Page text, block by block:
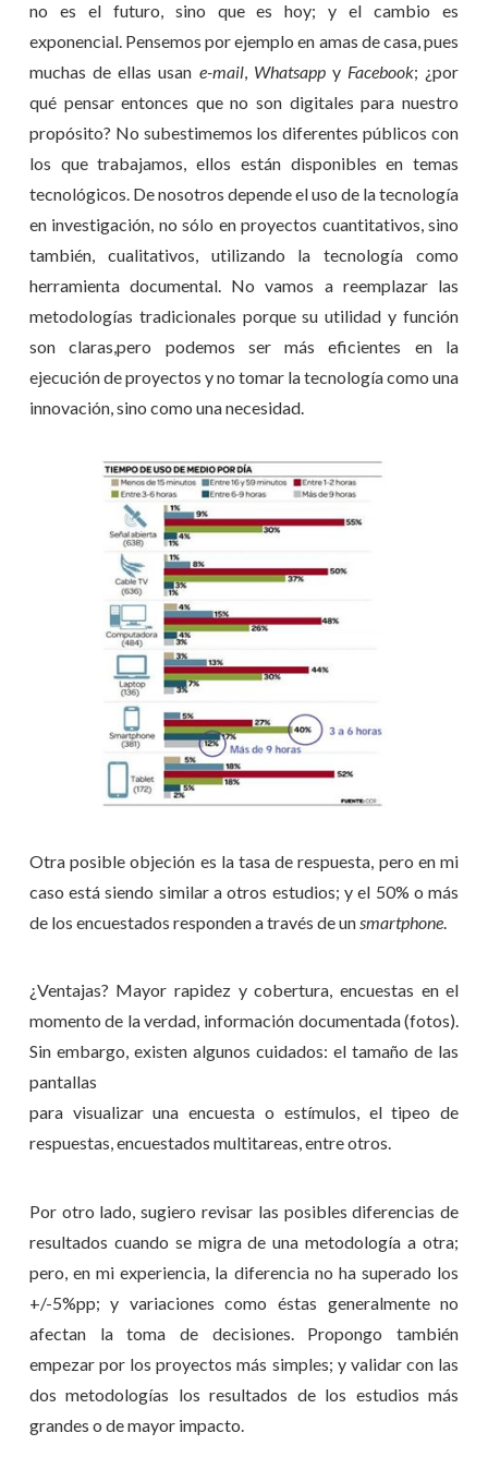
no es el futuro, sino que es hoy; y el cambio es
exponencial. Pensemos por ejemplo en amas de casa, pues
muchas de ellas usan e-mail, Whatsappy Facebook; ¿por
qué pensar entonces que no son digitales para nuestro
propósito? No subestimemos los diferentes públicos con
los que trabajamos, ellos están disponibles en temas
tecnológicos. De nosotros depende el uso de la tecnología
en investigación, no sólo en proyectos cuantitativos, sino
también, cualitativos, utilizando la tecnología como
herramienta documental. No vamos a reemplazar las
metodologías tradicionales porque su utilidad y función
son claras,pero podemos ser más eficientes en la
ejecución de proyectos y no tomar la tecnología como una
innovación, sino como una necesidad.
Otra posible objeción es la tasa de respuesta, pero en mi
caso está siendo similar a otros estudios; y el 50% o más
de los encuestados responden a través de unsmartphone.
¿Ventajas? Mayor rapidez y cobertura, encuestas en el
momento de la verdad, información documentada (fotos).
Sin embargo, existen algunos cuidados: el tamaño de las
pantallas
para visualizar una encuesta o estímulos, el tipeo de
respuestas, encuestados multitareas, entre otros.
Por otro lado, sugiero revisar las posibles diferencias de
resultados cuando se migra de una metodología a otra;
pero, en mi experiencia, la diferencia no ha superado los
+/-5%pp; y variaciones como éstas generalmente no
afectan la toma de decisiones. Propongo también
empezar por los proyectos más simples; y validar con las
dos metodologías los resultados de los estudios más
grandes o de mayor impacto.